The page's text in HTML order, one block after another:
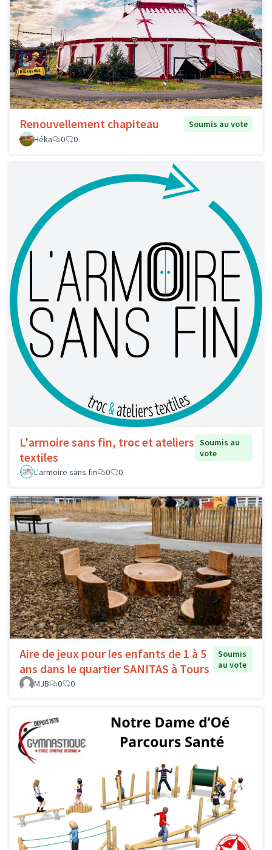
Renouvellement chapiteau
Soumis au vote
Héka
0 0
L'armoire sans fin, troc et ateliers
textiles
Soumis au
vote
L'armoire sans fin
0 0
Aire de jeux pour les enfants de 1 à 5
ans dans le quartier SANITAS à Tours
Soumis
au vote
MJB
0 0